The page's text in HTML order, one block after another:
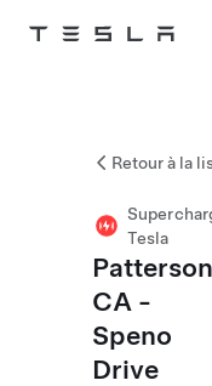
Tesla
Retour à la
Tesla
CA -
Speno
Drive